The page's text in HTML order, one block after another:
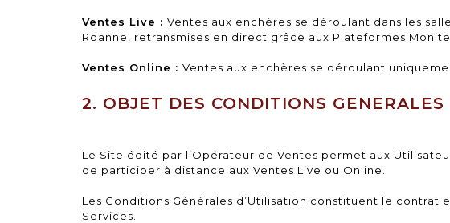
Ventes Live : Ventes aux enchères se déroulant dans les
Roanne, retransmises en direct grâce aux Plateformes
Ventes Online : Ventes aux enchères se déroulant
2. OBJET DES CONDITIONS GENERALES
Le Site édité par l’Opérateur de Ventes permet aux
de participer à distance aux Ventes Live ou Online.
Les Conditions Générales d’Utilisation constituent le
Services.